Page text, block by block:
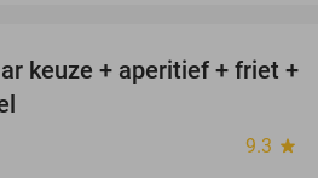
34%
keuze + aperitief + friet +
9.3 star